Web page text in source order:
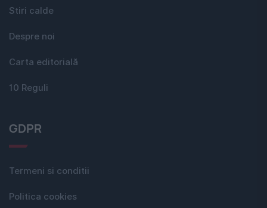
Stiri calde
Despre noi
Carta editorială
10 Reguli
GDPR
Termeni si conditii
Politica cookies